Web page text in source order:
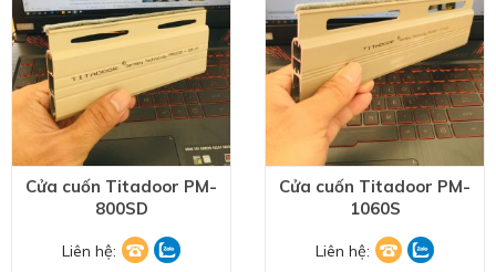
Cửa cuốn Titadoor PM-
800SD
Liên hệ:
Cửa cuốn Titadoor PM-
1060S
Liên hệ: